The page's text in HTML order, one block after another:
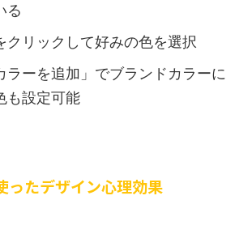
る
クリックして好みの色を選択
ラーを追加」でブランドカラーに
も設定可能
ったデザイン心理効果